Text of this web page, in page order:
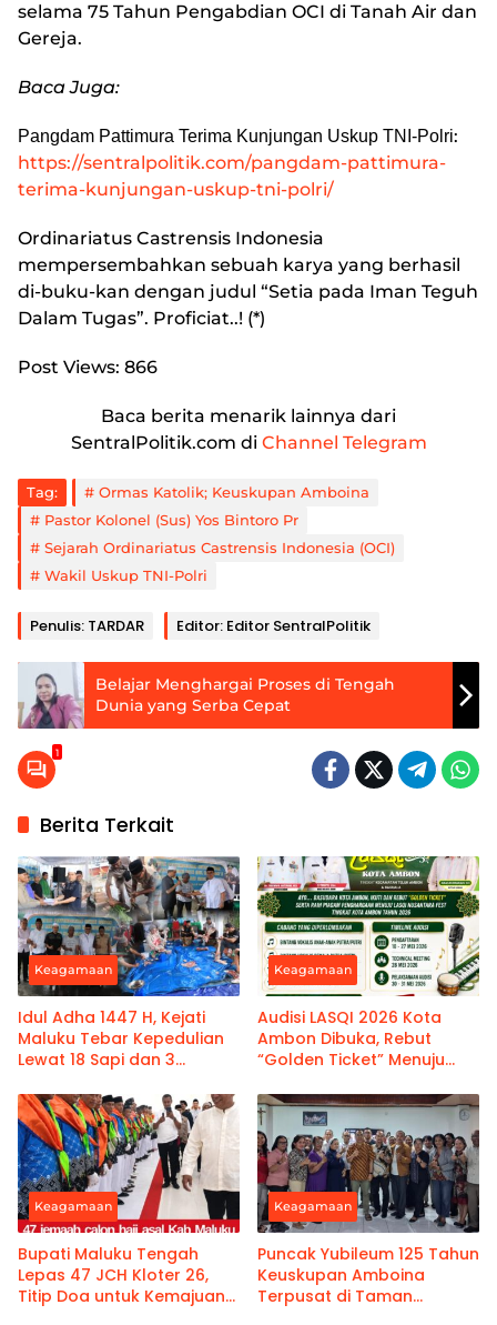
selama 75 Tahun Pengabdian OCI di Tanah Air dan
Gereja.
Baca Juga:
Pangdam Pattimura Terima Kunjungan Uskup TNI-Polri:
https://sentralpolitik.com/pangdam-pattimura-
terima-kunjungan-uskup-tni-polri/
Ordinariatus Castrensis Indonesia
mempersembahkan sebuah karya yang berhasil
di-buku-kan dengan judul “Setia pada Iman Teguh
Dalam Tugas”. Proficiat..! (*)
Post Views: 866
Baca berita menarik lainnya dari
SentralPolitik.com di Channel Telegram
Tag:
Ormas Katolik; Keuskupan Amboina
Pastor Kolonel (Sus) Yos Bintoro Pr
Sejarah Ordinariatus Castrensis Indonesia (OCI)
Wakil Uskup TNI-Polri
Penulis: TARDAR Editor: Editor SentralPolitik
Belajar Menghargai Proses di Tengah
Dunia yang Serba Cepat
1
Berita Terkait
Keagamaan
Idul Adha 1447 H, Kejati
Maluku Tebar Kepedulian
Lewat 18 Sapi dan 3
Keagamaan
Audisi LASQI 2026 Kota
Ambon Dibuka, Rebut
“Golden Ticket” Menuju
Keagamaan
Bupati Maluku Tengah
Lepas 47 JCH Kloter 26,
Titip Doa untuk Kemajuan
Keagamaan
Puncak Yubileum 125 Tahun
Keuskupan Amboina
Terpusat di Taman